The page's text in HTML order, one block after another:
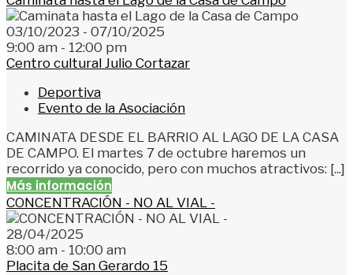
03/10/2023 - 07/10/2025
9:00 am - 12:00 pm
Centro cultural Julio Cortazar
Deportiva
Evento de la Asociación
CAMINATA DESDE EL BARRIO AL LAGO DE LA CASA
DE CAMPO. El martes 7 de octubre haremos un
recorrido ya conocido, pero con muchos atractivos: [...]
Más información
CONCENTRACIÓN - NO AL VIAL -
28/04/2025
8:00 am - 10:00 am
Placita de San Gerardo 15